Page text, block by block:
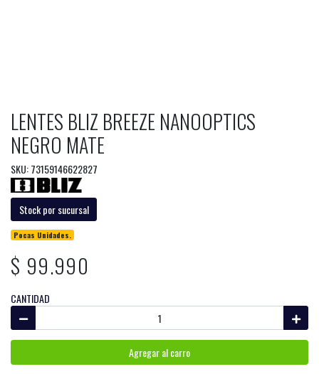
LENTES BLIZ BREEZE NANOOPTICS
NEGRO MATE
SKU: 73159146622827
Stock por sucursal
Pocas Unidades.
$ 99.990
CANTIDAD
Agregar al carro